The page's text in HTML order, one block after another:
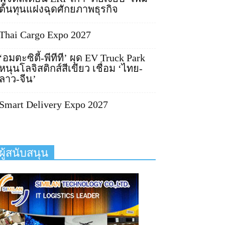
นทุนแฝงฉุดศักยภาพธุรกิจ
Cargo Expo 2027
อมตะซิตี้-พีทีที’ ผุด EV Truck Park
นุนโลจิสติกส์สีเขียว เชื่อม ‘ไทย-
าว-จีน’
Delivery Expo 2027
สนับสนุน